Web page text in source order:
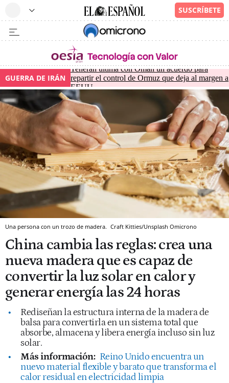
GUERRA DE IRÁN
Teherán ultima con Omán un acuerdo para
repartir el control de Ormuz que deja al margen a
EEUU
Una persona con un trozo de madera. Craft Kitties/Unsplash Omicrono
China cambia las reglas: crea una
nueva madera que es capaz de
convertir la luz solar en calor y
generar energía las 24 horas
Rediseñan la estructura interna de la madera de
balsa para convertirla en un sistema total que
absorbe, almacena y libera energía incluso sin luz
solar.
Más información: Reino Unido encuentra un
nuevo material flexible y barato que transforma el
calor residual en electricidad limpia